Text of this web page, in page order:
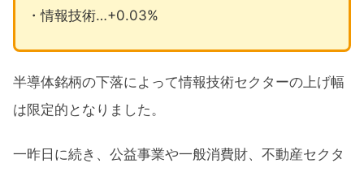
・情報技術…+0.03%
半導体銘柄の下落によって情報技術セクターの上げ幅
は限定的となりました。
一昨日に続き、公益事業や一般消費財、不動産セクタ